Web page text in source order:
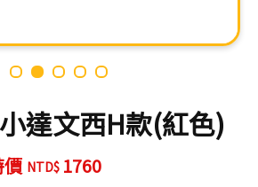
達文西H款(紅色)
1760